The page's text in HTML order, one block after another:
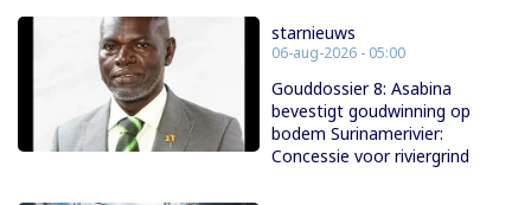
starnieuws
06-aug-2026 - 05:00
Gouddossier 8: Asabina
bevestigt goudwinning op
bodem Surinamerivier:
Concessie voor riviergrind